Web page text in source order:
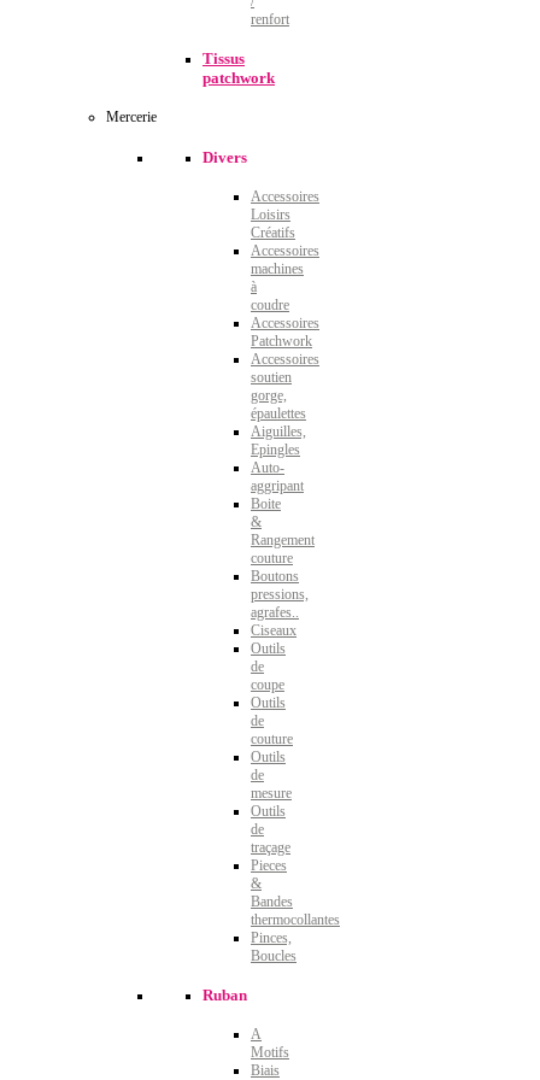
renfort
Tissus
patchwork
Mercerie
Divers
Accessoires
Loisirs
Créatifs
Accessoires
machines
à
coudre
Accessoires
Patchwork
Accessoires
soutien
gorge,
épaulettes
Aiguilles,
Epingles
Auto-
aggripant
Boite
&
Rangement
couture
Boutons
pressions,
agrafes..
Ciseaux
Outils
de
coupe
Outils
de
couture
Outils
de
mesure
Outils
de
traçage
Pieces
&
Bandes
thermocollantes
Pinces,
Boucles
Ruban
A
Motifs
Biais